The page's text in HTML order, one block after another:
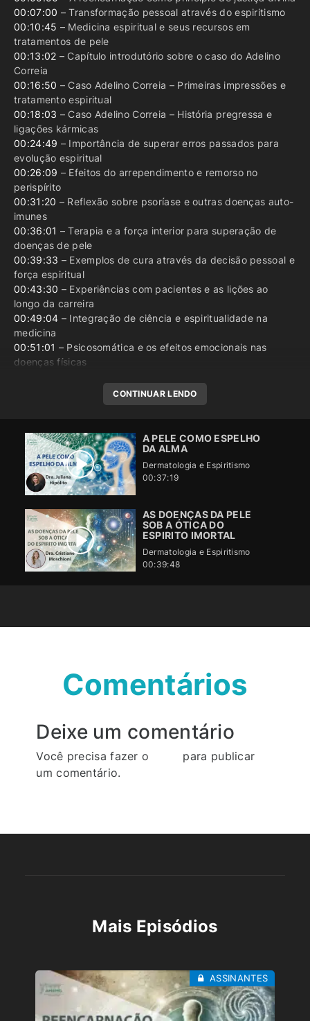
00:07:00 – Transformação pessoal através do espiritismo
00:10:45 – Medicina espiritual e seus recursos em
tratamentos de pele
00:13:02 – Capítulo introdutório sobre o caso do Adelino
Correia
00:16:50 – Caso Adelino Correia – Primeiras impressões e
tratamento espiritual
00:18:03 – Caso Adelino Correia – História pregressa e
ligações kármicas
00:24:49 – Importância de superar erros passados para
evolução espiritual
00:26:09 – Efeitos do arrependimento e remorso no
perispírito
00:31:20 – Reflexão sobre psoríase e outras doenças auto-
imunes
00:36:01 – Terapia e a força interior para superação de
doenças de pele
00:39:33 – Exemplos de cura através da decisão pessoal e
força espiritual
00:43:30 – Experiências com pacientes e as lições ao
longo da carreira
00:49:04 – Integração de ciência e espiritualidade na
medicina
00:51:01 – Psicosomática e os efeitos emocionais nas
doenças físicas
CONTINUAR LENDO
A PELE COMO ESPELHO
DA ALMA
Dermatologia e Espiritismo
00:37:19
AS DOENÇAS DA PELE
SOB A ÓTICA DO
ESPIRITO IMORTAL
Dermatologia e Espiritismo
00:39:48
Comentários
Deixe um comentário
Você precisa fazer o
para publicar
um comentário.
Mais Episódios
ASSINANTES